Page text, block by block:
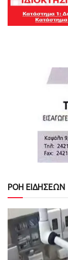
ΡΟΗ ΕΙΔΗΣΕΩΝ